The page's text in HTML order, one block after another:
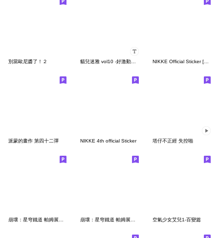
別當歐尼醬了！２ 貓兒迷雅 vol10 -好激動好激動(隨你填) NIKKE Official Sticker [4th]
派蒙的畫作 第四十二彈 NIKKE 4th official Sticker 塔仔不正經 失控啪
空氣少女艾兒1-百變篇